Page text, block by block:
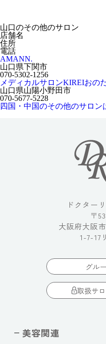
山口のその他のサロン
店舗名
住所
電話
AMANN.
山口県下関市
070-5302-1256
メディカルサロンKIREIおの
山口県山陽小野田市
070-5677-5228
四国・中国のその他のサロン
ドクター
〒
大阪府大阪
1-7-17
グル
取扱サ
美容関連